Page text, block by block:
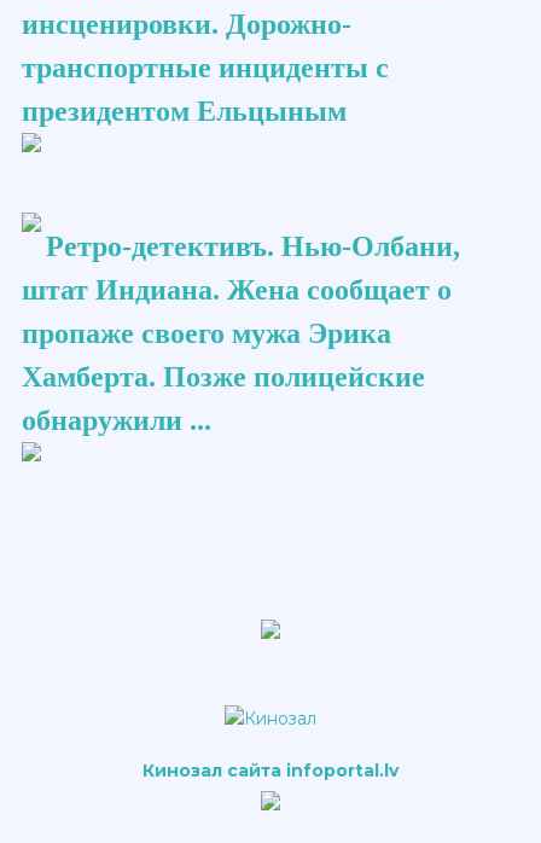
инсценировки. Дорожно-
транспортные инциденты с
президентом Ельцыным
Ретро-детективъ. Нью-Олбани,
штат Индиана. Жена сообщает о
пропаже своего мужа Эрика
Хамберта. Позже полицейские
обнаружили ...
Кинозал сайта infoportal.lv